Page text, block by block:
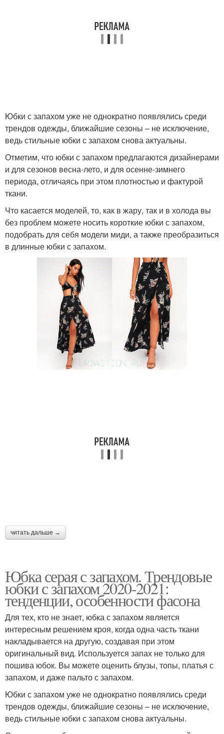
Юбки с запахом уже не однократно появлялись среди
трендов одежды, ближайшие сезоны – не исключение,
ведь стильные юбки с запахом снова актуальны.
Отметим, что юбки с запахом предлагаются дизайнерами
и для сезонов весна-лето, и для осенне-зимнего
периода, отличаясь при этом плотностью и фактурой
ткани.
Что касается моделей, то, как в жару, так и в холода вы
без проблем можете носить короткие юбки с запахом,
подобрать для себя модели миди, а также преобразиться
в длинные юбки с запахом.
читать дальше →
Юбка серая с запахом. Трендовые
юбки с запахом 2020-2021:
тенденции, особенности фасона
Для тех, кто не знает, юбка с запахом является
интересным решением кроя, когда одна часть ткани
накладывается на другую, создавая при этом
оригинальный вид. Используется запах не только для
пошива юбок. Вы можете оценить блузы, топы, платья с
запахом, и даже пальто с запахом.
Юбки с запахом уже не однократно появлялись среди
трендов одежды, ближайшие сезоны – не исключение,
ведь стильные юбки с запахом снова актуальны.